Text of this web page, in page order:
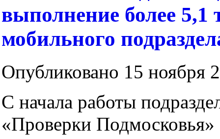
выполнение более 5,1
мобильного
Опубликовано 15 ноября
С начала работы
«Проверки